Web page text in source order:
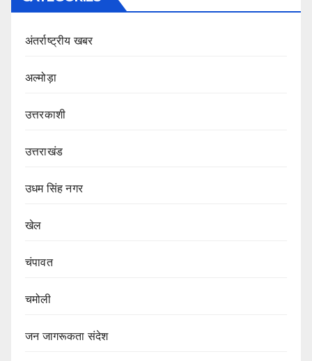
अंतर्राष्ट्रीय खबर
अल्मोड़ा
उत्तरकाशी
उत्तराखंड
उधम सिंह नगर
खेल
चंपावत
चमोली
जन जागरूकता संदेश